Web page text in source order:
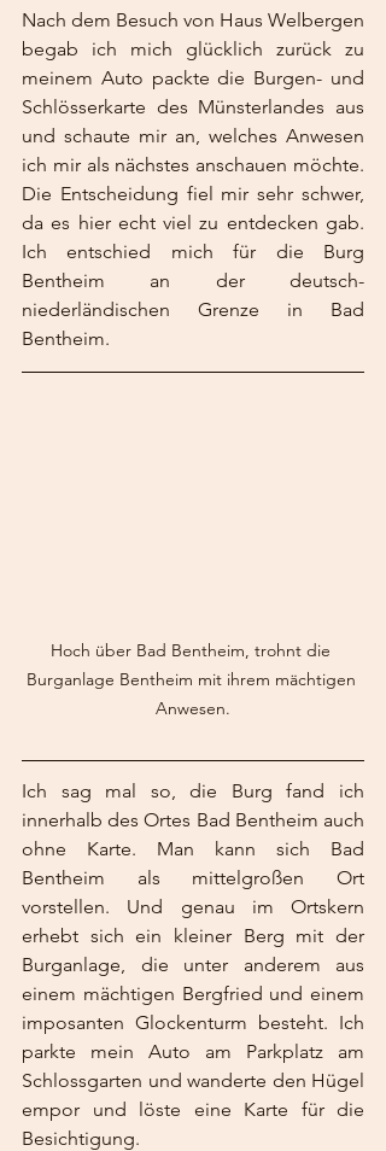
Nach dem Besuch von Haus Welbergen
begab ich mich glücklich zurück zu
meinem Auto packte die Burgen- und
Schlösserkarte des Münsterlandes aus
und schaute mir an, welches Anwesen
ich mir als nächstes anschauen möchte.
Die Entscheidung fiel mir sehr schwer,
da es hier echt viel zu entdecken gab.
Ich entschied mich für die Burg
Bentheim an der deutsch-
niederländischen Grenze in Bad
Bentheim.
Hoch über Bad Bentheim, trohnt die
Burganlage Bentheim mit ihrem mächtigen
Anwesen.
Ich sag mal so, die Burg fand ich
innerhalb des Ortes Bad Bentheim auch
ohne Karte. Man kann sich Bad
Bentheim als mittelgroßen Ort
vorstellen. Und genau im Ortskern
erhebt sich ein kleiner Berg mit der
Burganlage, die unter anderem aus
einem mächtigen Bergfried und einem
imposanten Glockenturm besteht. Ich
parkte mein Auto am Parkplatz am
Schlossgarten und wanderte den Hügel
empor und löste eine Karte für die
Besichtigung.